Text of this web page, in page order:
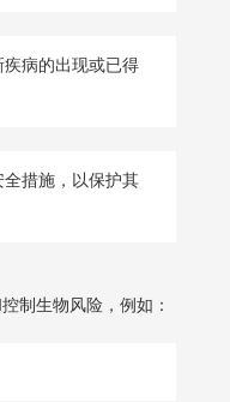
病的出现或已得
措施，以保护其
制生物风险，例如：